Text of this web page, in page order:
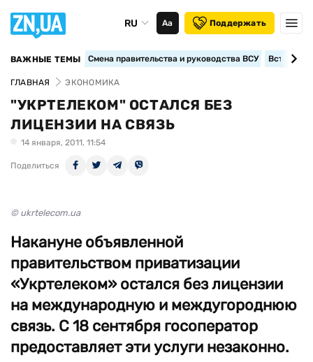
RU Аа Поддержать
ВАЖНЫЕ ТЕМЫ Смена правительства и руководства ВСУ
ГЛАВНАЯ ЭКОНОМИКА
"УКРТЕЛЕКОМ" ОСТАЛСЯ БЕЗ
ЛИЦЕНЗИИ НА СВЯЗЬ
14 января, 2011, 11:54
Поделиться
© ukrtelecom.ua
Накануне объявленной
правительством приватизации
«Укртелеком» остался без лицензии
на международную и междугороднюю
связь. С 18 сентября госоператор
предоставляет эти услуги незаконно.